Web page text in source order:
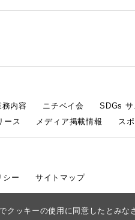
クッキーの使用に同意したとみな
務内容 ニチベイ会 SDGs サ
ース メディア掲載情報 ス
シー サイトマップ